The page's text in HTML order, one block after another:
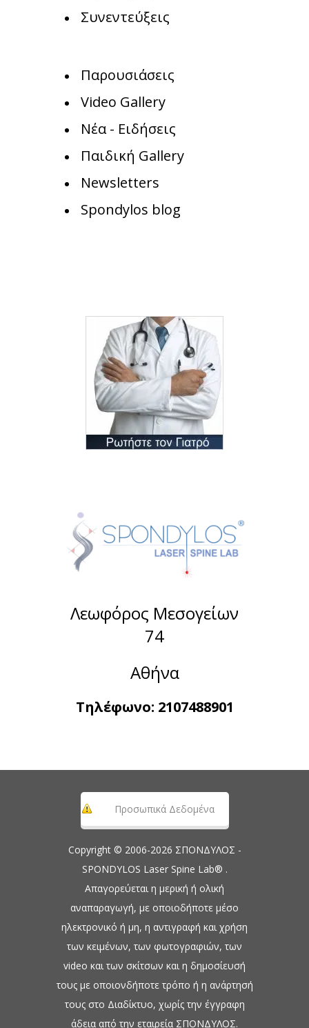
Συνεντεύξεις
Παρουσιάσεις
Video Gallery
Νέα - Ειδήσεις
Παιδική Gallery
Newsletters
Spondylos blog
Λεωφόρος Μεσογείων
74
Αθήνα
Τηλέφωνο: 2107488901
Προσωπικά Δεδομένα
Copyright © 2006-2026 ΣΠΟΝΔΥΛΟΣ -
SPONDYLOS Laser Spine Lab® .
Απαγορεύεται η μερική ή ολική
αναπαραγωγή, με οποιοδήποτε μέσο
ηλεκτρονικό ή μη, η αντιγραφή και χρήση
των κειμένων, των φωτογραφιών, των
video και των σκίτσων και η δημοσίευσή
τους με οποιονδήποτε τρόπο ή η ανάρτησή
τους στο Διαδίκτυο, χωρίς την έγγραφη
άδεια από την εταιρεία ΣΠΟΝΔΥΛΟΣ.